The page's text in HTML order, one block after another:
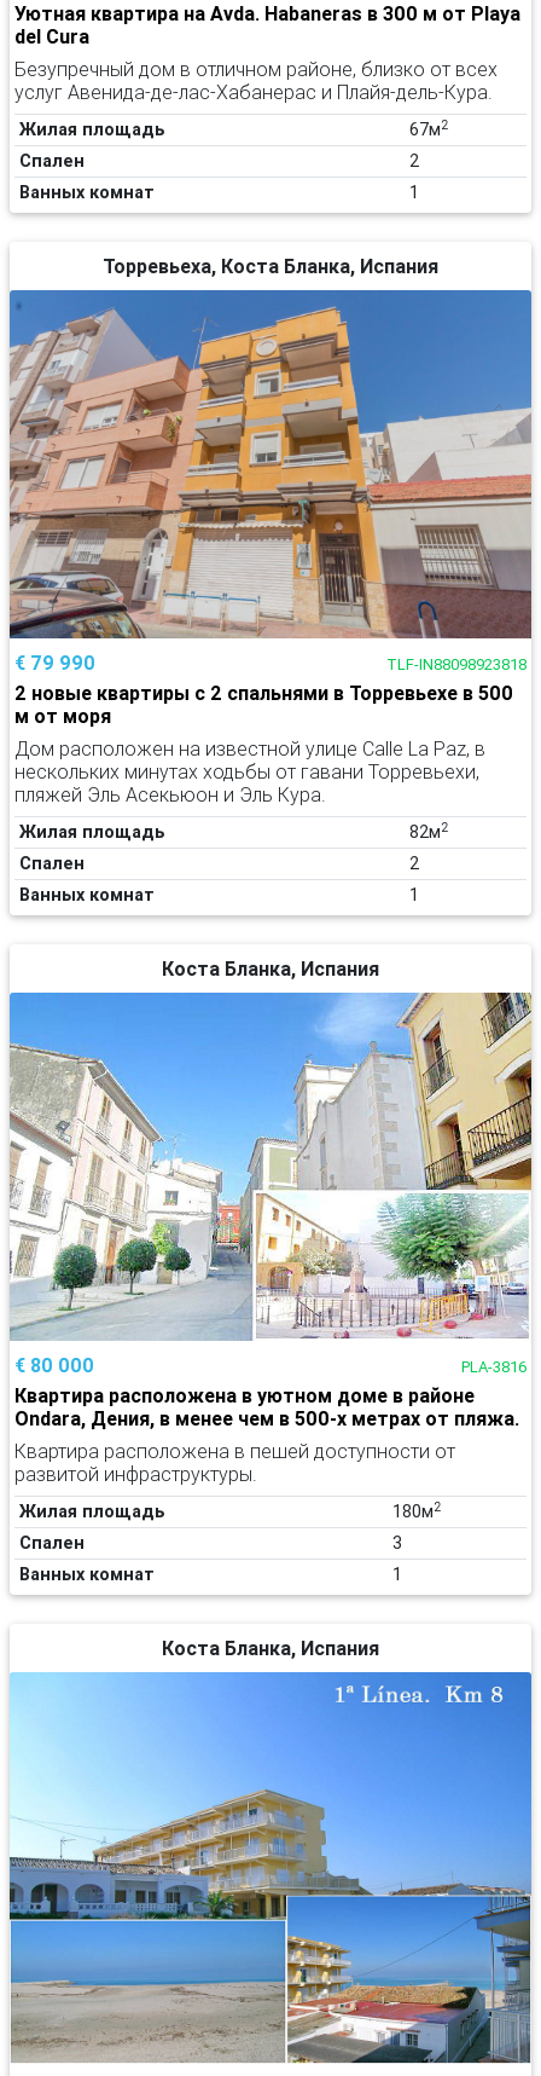
Уютная квартира на Avda. Habaneras в 300 м от Playa
del Cura
Безупречный дом в отличном районе, близко от всех
услуг Авенида-де-лас-Хабанерас и Плайя-дель-Кура.
Жилая площадь 67м2
Спален
2
Ванных комнат
1
Торревьеха, Коста Бланка, Испания
€ 79 990 TLF-IN88098923818
2 новые квартиры с 2 спальнями в Торревьехе в 500
м от моря
Дом расположен на известной улице Calle La Paz, в
нескольких минутах ходьбы от гавани Торревьехи,
пляжей Эль Асекьюон и Эль Кура.
Жилая площадь 82м2
Спален
2
Ванных комнат
1
Коста Бланка, Испания
€ 80 000 PLA-3816
Квартира расположена в уютном доме в районе
Ondara, Дения, в менее чем в 500-х метрах от пляжа.
Квартира расположена в пешей доступности от
развитой инфраструктуры.
Жилая площадь 180м2
Спален
3
Ванных комнат
1
Коста Бланка, Испания